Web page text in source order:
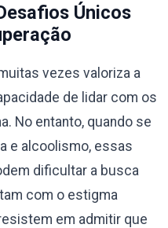
Únicos
vezes valoriza a
de lidar com os
No entanto, quando se
e alcoolismo, essas
dificultar a busca
com o estigma
em admitir que